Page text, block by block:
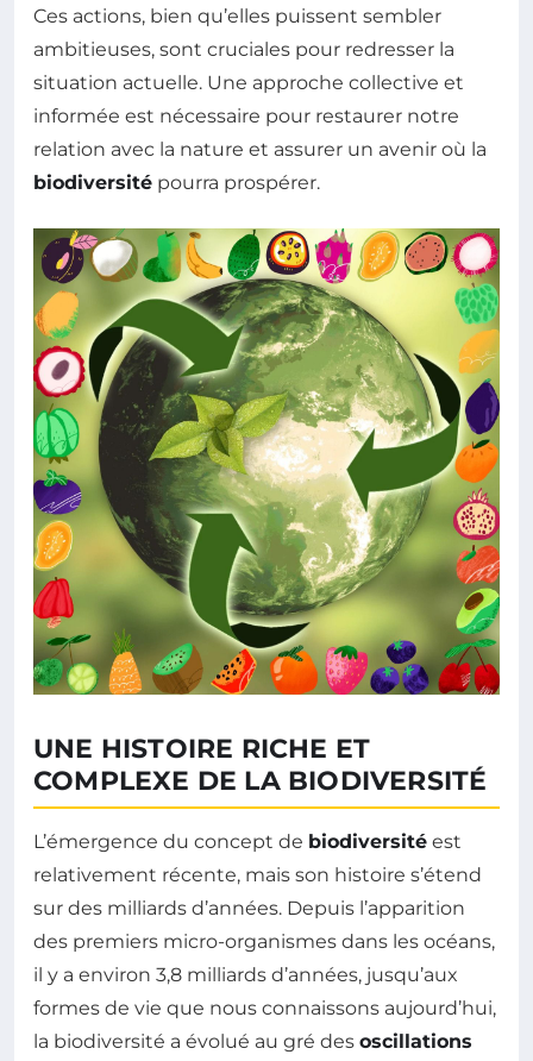
Ces actions, bien qu’elles puissent sembler
ambitieuses, sont cruciales pour redresser la
situation actuelle. Une approche collective et
informée est nécessaire pour restaurer notre
relation avec la nature et assurer un avenir où la
biodiversité pourra prospérer.
UNE HISTOIRE RICHE ET
COMPLEXE DE LA BIODIVERSITÉ
L’émergence du concept de biodiversité est
relativement récente, mais son histoire s’étend
sur des milliards d’années. Depuis l’apparition
des premiers micro-organismes dans les océans,
il y a environ 3,8 milliards d’années, jusqu’aux
formes de vie que nous connaissons aujourd’hui,
la biodiversité a évolué au gré des oscillations